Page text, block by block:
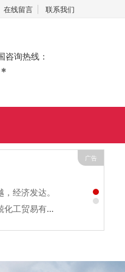
在线留言 联系我们
咨询热线：
广告
经济发达。
工贸易有限